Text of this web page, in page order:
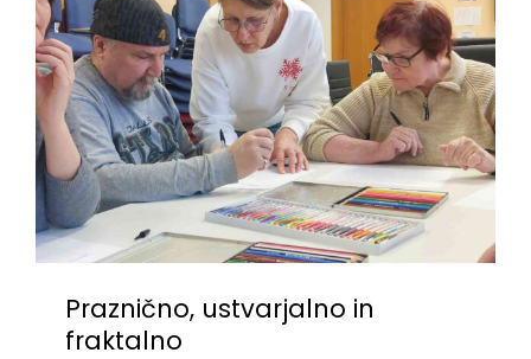
Praznično, ustvarjalno in
fraktalno